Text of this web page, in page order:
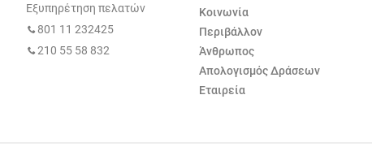
Εξυπηρέτηση πελατών
801 11 232425
210 55 58 832
Κοινωνία
Περιβάλλον
Άνθρωπος
Απολογισμός Δράσεων
Εταιρεία